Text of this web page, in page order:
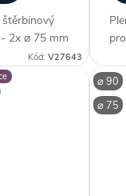
2x ⌀ 75 mm
verze
do
Kód: V27643
⌀ 90
⌀ 75